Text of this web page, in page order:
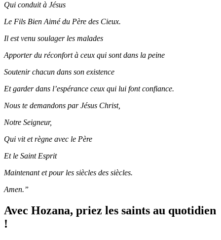
Qui conduit à Jésus
Le Fils Bien Aimé du Père des Cieux.
Il est venu soulager les malades
Apporter du réconfort à ceux qui sont dans la peine
Soutenir chacun dans son existence
Et garder dans l’espérance ceux qui lui font confiance.
Nous te demandons par Jésus Christ,
Notre Seigneur,
Qui vit et règne avec le Père
Et le Saint Esprit
Maintenant et pour les siècles des siècles.
Amen.”
Avec Hozana, priez les saints au quotidien
!